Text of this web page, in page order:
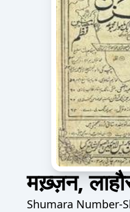
मख़्ज़न,
Shumara Number-